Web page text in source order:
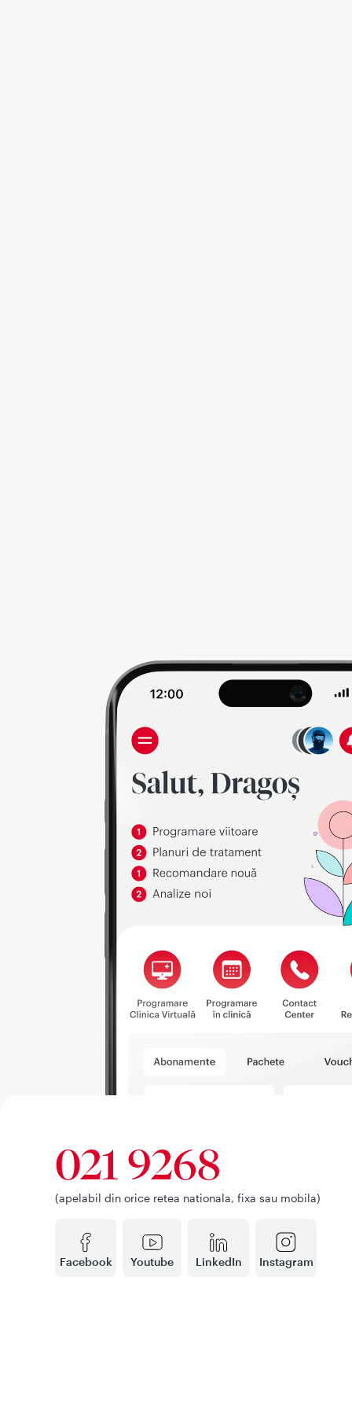
Facebook Youtube LinkedIn Instagram
021 9268
(apelabil din orice retea nationala, fixa sau mobila)